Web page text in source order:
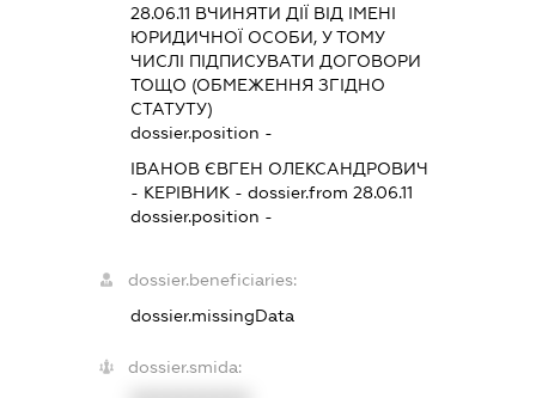
28.06.11 ВЧИНЯТИ ДІЇ ВІД ІМЕНІ
ЮРИДИЧНОЇ ОСОБИ, У ТОМУ
ЧИСЛІ ПІДПИСУВАТИ ДОГОВОРИ
ТОЩО (ОБМЕЖЕННЯ ЗГІДНО
СТАТУТУ)
dossier.position -
ІВАНОВ ЄВГЕН ОЛЕКСАНДРОВИЧ
- КЕРІВНИК - dossier.from 28.06.11
dossier.position -
dossier.beneficiaries:
dossier.missingData
dossier.smida: